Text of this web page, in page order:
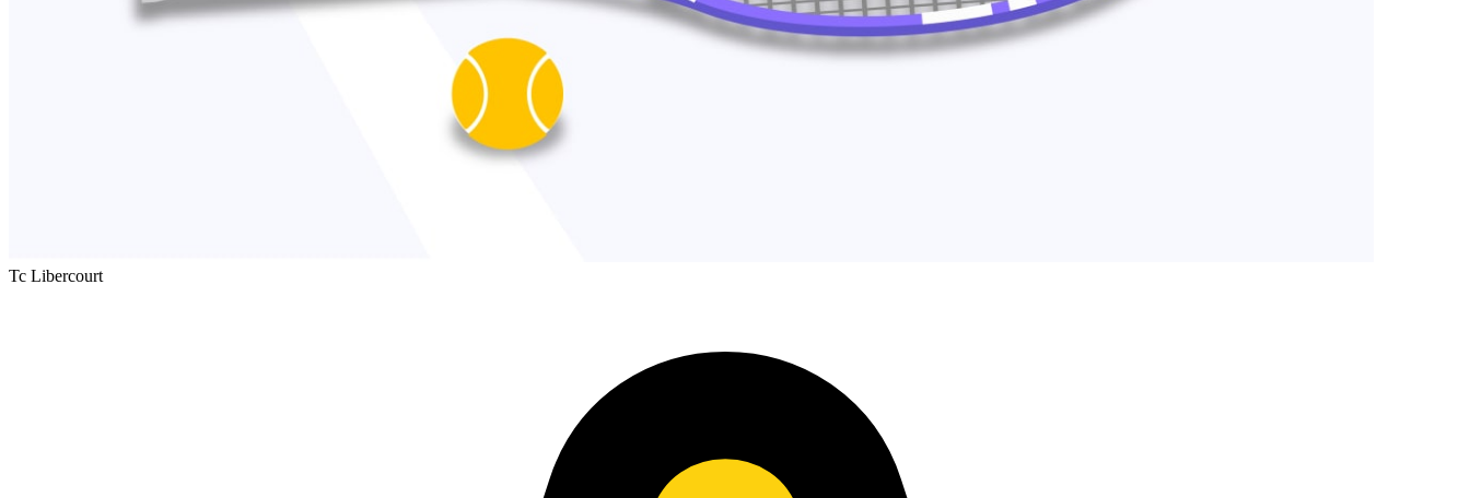
Tc Libercourt